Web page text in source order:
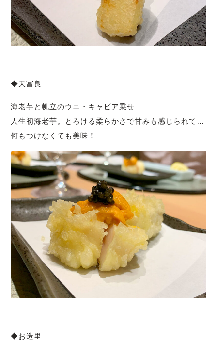
◆天冨良
海老芋と帆立のウニ・キャビア乗せ
人生初海老芋。とろける柔らかさで甘みも感じられて…
何もつけなくても美味！
◆お造里